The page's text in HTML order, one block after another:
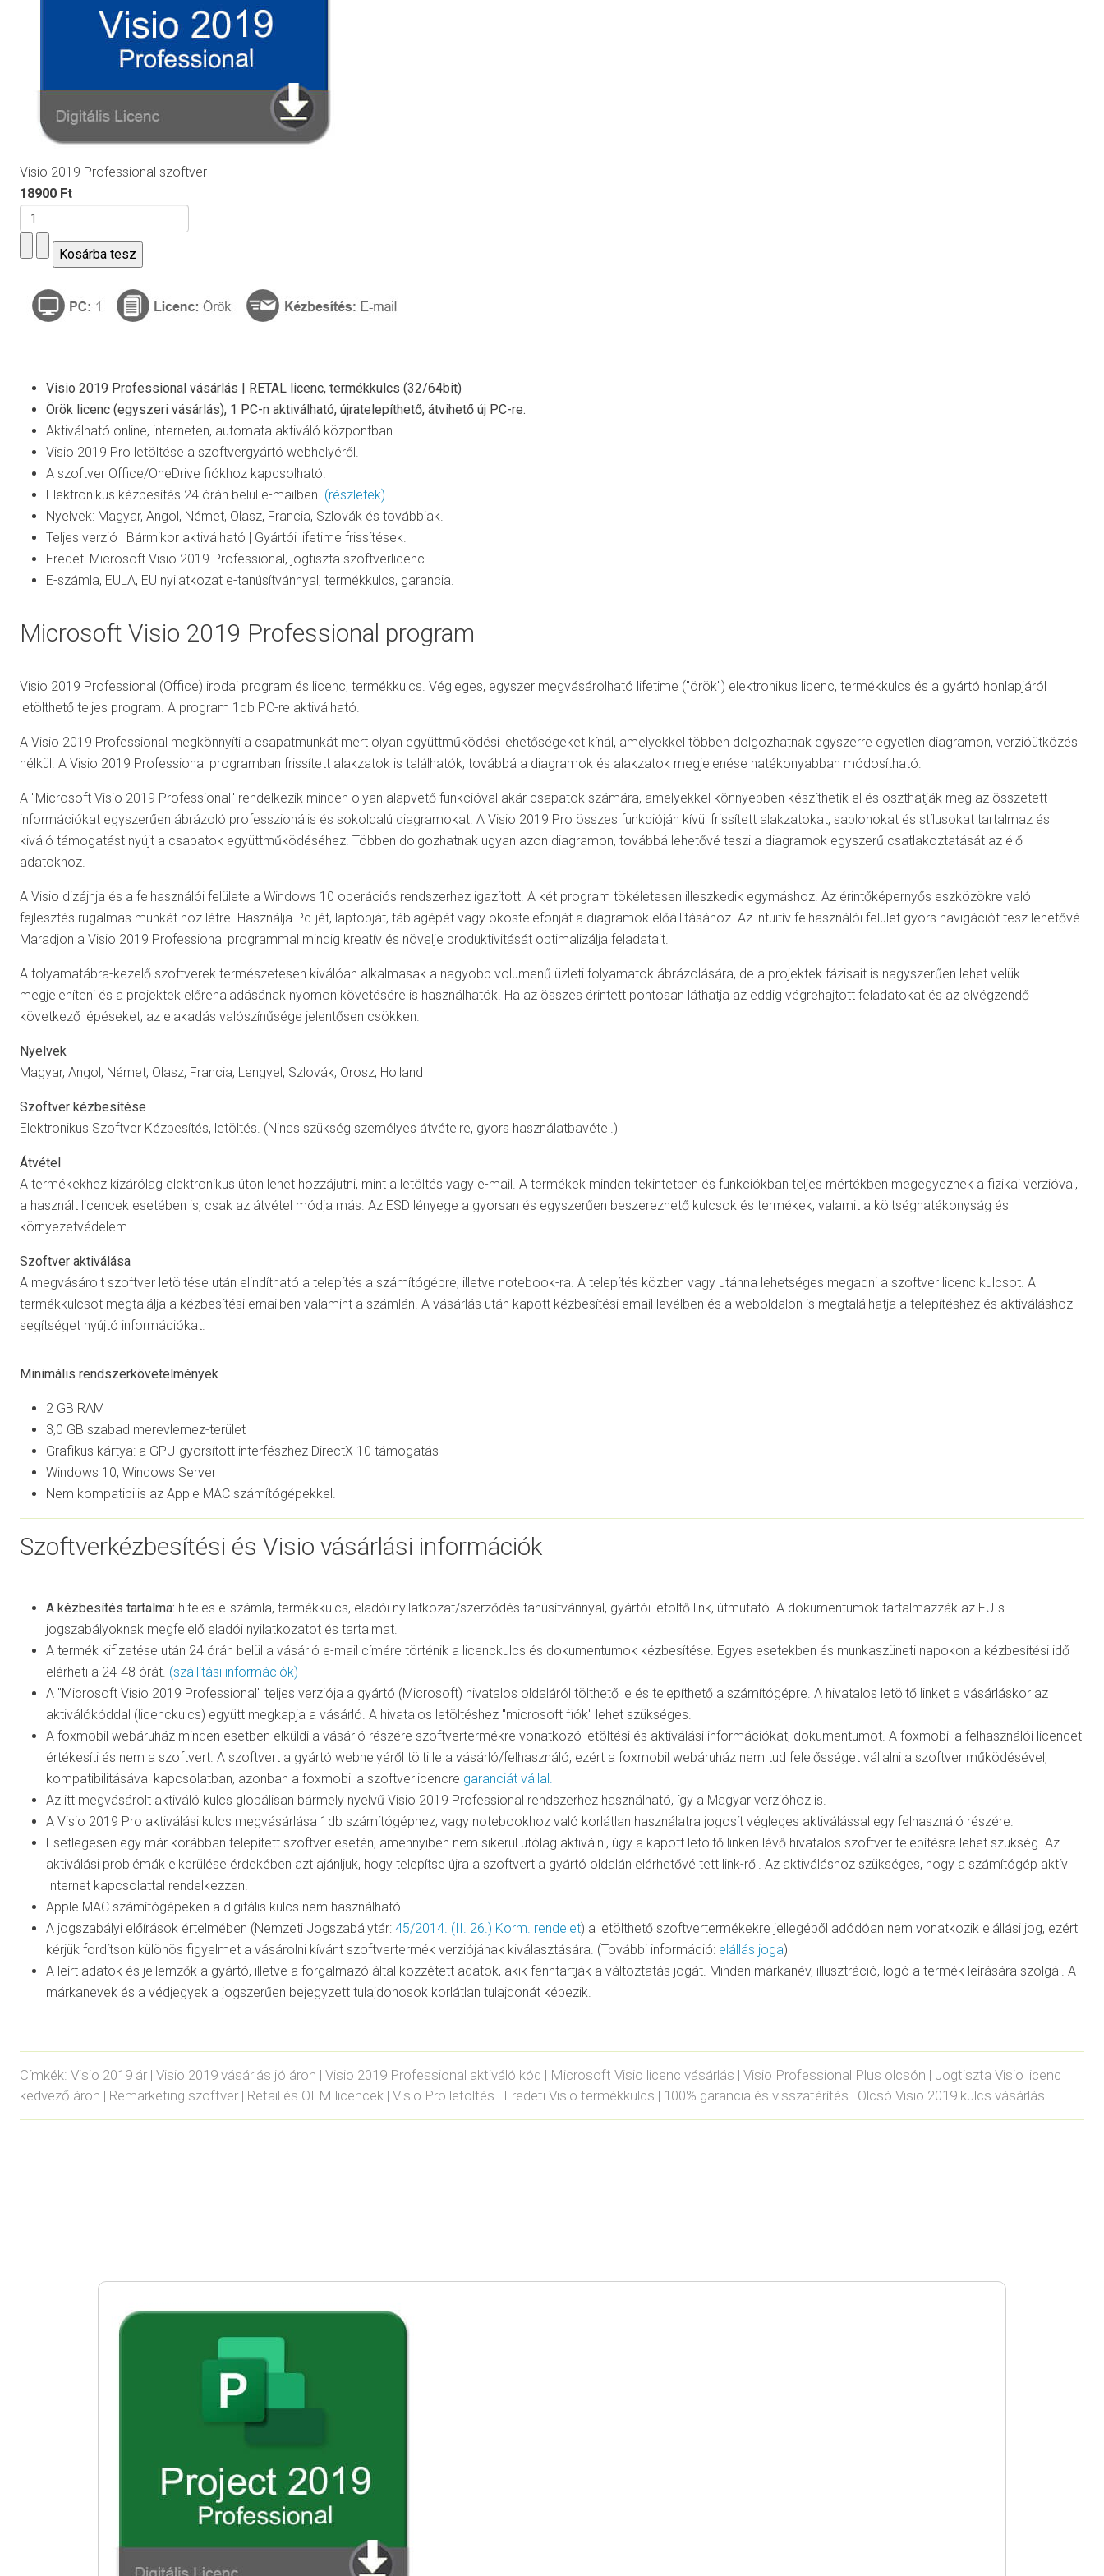
Visio 2019 Professional szoftver
18900 Ft
Visio 2019 Professional vásárlás | RETAL licenc, termékkulcs (32/64bit)
Örök licenc (egyszeri vásárlás), 1 PC-n aktiválható, újratelepíthető, átvihető új PC-re.
Aktiválható online, interneten, automata aktiváló központban.
Visio 2019 Pro letöltése a szoftvergyártó webhelyéről.
A szoftver Office/OneDrive fiókhoz kapcsolható.
Elektronikus kézbesítés 24 órán belül e-mailben. (részletek)
Nyelvek: Magyar, Angol, Német, Olasz, Francia, Szlovák és továbbiak.
Teljes verzió | Bármikor aktiválható | Gyártói lifetime frissítések.
Eredeti Microsoft Visio 2019 Professional, jogtiszta szoftverlicenc.
E-számla, EULA, EU nyilatkozat e-tanúsítvánnyal, termékkulcs, garancia.
Microsoft Visio 2019 Professional program
Visio 2019 Professional (Office) irodai program és licenc, termékkulcs. Végleges, egyszer megvásárolható lifetime ("örök") elektronikus licenc, termékkulcs és a gyártó honlapjáról
letölthető teljes program. A program 1db PC-re aktiválható.
A Visio 2019 Professional megkönnyíti a csapatmunkát mert olyan együttműködési lehetőségeket kínál, amelyekkel többen dolgozhatnak egyszerre egyetlen diagramon, verzióütközés
nélkül. A Visio 2019 Professional programban frissített alakzatok is találhatók, továbbá a diagramok és alakzatok megjelenése hatékonyabban módosítható.
A "Microsoft Visio 2019 Professional" rendelkezik minden olyan alapvető funkcióval akár csapatok számára, amelyekkel könnyebben készíthetik el és oszthatják meg az összetett
információkat egyszerűen ábrázoló professzionális és sokoldalú diagramokat. A Visio 2019 Pro összes funkcióján kívül frissített alakzatokat, sablonokat és stílusokat tartalmaz és
kiváló támogatást nyújt a csapatok együttműködéséhez. Többen dolgozhatnak ugyan azon diagramon, továbbá lehetővé teszi a diagramok egyszerű csatlakoztatását az élő
adatokhoz.
A Visio dizájnja és a felhasználói felülete a Windows 10 operációs rendszerhez igazított. A két program tökéletesen illeszkedik egymáshoz. Az érintőképernyős eszközökre való
fejlesztés rugalmas munkát hoz létre. Használja Pc-jét, laptopját, táblagépét vagy okostelefonját a diagramok előállításához. Az intuitív felhasználói felület gyors navigációt tesz lehetővé.
Maradjon a Visio 2019 Professional programmal mindig kreatív és növelje produktivitását optimalizálja feladatait.
A folyamatábra-kezelő szoftverek természetesen kiválóan alkalmasak a nagyobb volumenű üzleti folyamatok ábrázolására, de a projektek fázisait is nagyszerűen lehet velük
megjeleníteni és a projektek előrehaladásának nyomon követésére is használhatók. Ha az összes érintett pontosan láthatja az eddig végrehajtott feladatokat és az elvégzendő
következő lépéseket, az elakadás valószínűsége jelentősen csökken.
Nyelvek
Magyar, Angol, Német, Olasz, Francia, Lengyel, Szlovák, Orosz, Holland
Szoftver kézbesítése
Elektronikus Szoftver Kézbesítés, letöltés. (Nincs szükség személyes átvételre, gyors használatbavétel.)
Átvétel
A termékekhez kizárólag elektronikus úton lehet hozzájutni, mint a letöltés vagy e-mail. A termékek minden tekintetben és funkciókban teljes mértékben megegyeznek a fizikai verzióval,
a használt licencek esetében is, csak az átvétel módja más. Az ESD lényege a gyorsan és egyszerűen beszerezhető kulcsok és termékek, valamit a költséghatékonyság és
környezetvédelem.
Szoftver aktiválása
A megvásárolt szoftver letöltése után elindítható a telepítés a számítógépre, illetve notebook-ra. A telepítés közben vagy utánna lehetséges megadni a szoftver licenc kulcsot. A
termékkulcsot megtalálja a kézbesítési emailben valamint a számlán. A vásárlás után kapott kézbesítési email levélben és a weboldalon is megtalálhatja a telepítéshez és aktiváláshoz
segítséget nyújtó információkat.
Minimális rendszerkövetelmények
2 GB RAM
3,0 GB szabad merevlemez-terület
Grafikus kártya: a GPU-gyorsított interfészhez DirectX 10 támogatás
Windows 10, Windows Server
Nem kompatibilis az Apple MAC számítógépekkel.
Szoftverkézbesítési és Visio vásárlási információk
A kézbesítés tartalma: hiteles e-számla, termékkulcs, eladói nyilatkozat/szerződés tanúsítvánnyal, gyártói letöltő link, útmutató. A dokumentumok tartalmazzák az EU-s
jogszabályoknak megfelelő eladói nyilatkozatot és tartalmat.
A termék kifizetése után 24 órán belül a vásárló e-mail címére történik a licenckulcs és dokumentumok kézbesítése. Egyes esetekben és munkaszüneti napokon a kézbesítési idő
elérheti a 24-48 órát. (szállítási információk)
A "Microsoft Visio 2019 Professional" teljes verziója a gyártó (Microsoft) hivatalos oldaláról tölthető le és telepíthető a számítógépre. A hivatalos letöltő linket a vásárláskor az
aktiválókóddal (licenckulcs) együtt megkapja a vásárló. A hivatalos letöltéshez "microsoft fiók" lehet szükséges.
A foxmobil webáruház minden esetben elküldi a vásárló részére szoftvertermékre vonatkozó letöltési és aktiválási információkat, dokumentumot. A foxmobil a felhasználói licencet
értékesíti és nem a szoftvert. A szoftvert a gyártó webhelyéről tölti le a vásárló/felhasználó, ezért a foxmobil webáruház nem tud felelősséget vállalni a szoftver működésével,
kompatibilitásával kapcsolatban, azonban a foxmobil a szoftverlicencre garanciát vállal.
Az itt megvásárolt aktiváló kulcs globálisan bármely nyelvű Visio 2019 Professional rendszerhez használható, így a Magyar verzióhoz is.
A Visio 2019 Pro aktiválási kulcs megvásárlása 1db számítógéphez, vagy notebookhoz való korlátlan használatra jogosít végleges aktiválással egy felhasználó részére.
Esetlegesen egy már korábban telepített szoftver esetén, amennyiben nem sikerül utólag aktiválni, úgy a kapott letöltő linken lévő hivatalos szoftver telepítésre lehet szükség. Az
aktiválási problémák elkerülése érdekében azt ajánljuk, hogy telepítse újra a szoftvert a gyártó oldalán elérhetővé tett link-ről. Az aktiváláshoz szükséges, hogy a számítógép aktív
Internet kapcsolattal rendelkezzen.
Apple MAC számítógépeken a digitális kulcs nem használható!
A jogszabályi előírások értelmében (Nemzeti Jogszabálytár: 45/2014. (II. 26.) Korm. rendelet) a letölthető szoftvertermékekre jellegéből adódóan nem vonatkozik elállási jog, ezért
kérjük fordítson különös figyelmet a vásárolni kívánt szoftvertermék verziójának kiválasztására. (További információ: elállás joga)
A leírt adatok és jellemzők a gyártó, illetve a forgalmazó által közzétett adatok, akik fenntartják a változtatás jogát. Minden márkanév, illusztráció, logó a termék leírására szolgál. A
márkanevek és a védjegyek a jogszerűen bejegyzett tulajdonosok korlátlan tulajdonát képezik.
Címkék: Visio 2019 ár | Visio 2019 vásárlás jó áron | Visio 2019 Professional aktiváló kód | Microsoft Visio licenc vásárlás | Visio Professional Plus olcsón | Jogtiszta Visio licenc
kedvező áron | Remarketing szoftver | Retail és OEM licencek | Visio Pro letöltés | Eredeti Visio termékkulcs | 100% garancia és visszatérítés | Olcsó Visio 2019 kulcs vásárlás